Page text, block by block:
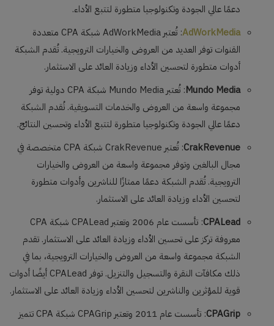
دعمًا عالي الجودة وتكنولوجيا متطورة لتتبع الأداء.
AdWorkMedia
: تُعتبر AdWorkMedia شبكة CPA متعددة
القنوات توفر العديد من العروض والخيارات الترويجية. تُقدم الشبكة
أدوات متطورة لتحسين الأداء وزيادة العائد على الاستثمار.
Mundo Media
: تُعتبر Mundo Media شبكة CPA دولية توفر
مجموعة واسعة من العروض والخدمات التسويقية. تُقدم الشبكة
دعمًا عالي الجودة وتكنولوجيا متطورة لتتبع الأداء وتحسين النتائج.
CrakRevenue
: تُعتبر CrakRevenue شبكة CPA متخصصة في
مجال البالغين وتوفر مجموعة واسعة من العروض والخيارات
الترويجية. تُقدم الشبكة دعمًا ممتازًا للناشرين وأدوات متطورة
لتحسين الأداء وزيادة العائد على الاستثمار.
CPALead
: تأسست عام 2006 وتعتبر CPALead شبكة CPA
معروفة تركز على تحسين الأداء وزيادة العائد على الاستثمار. تقدم
الشبكة مجموعة واسعة من العروض والخيارات الترويجية، بما في
ذلك مكافآت النقرة والتسجيل والتنزيل. توفر CPALead أيضًا أدوات
قوية للمؤثرين والناشرين لتحسين الأداء وزيادة العائد على الاستثمار.
CPAGrip
: تأسست عام 2011 وتعتبر CPAGrip شبكة CPA تتميز